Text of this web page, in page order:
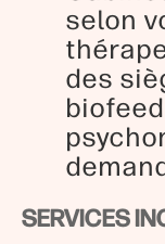
selon
des
SERVICES